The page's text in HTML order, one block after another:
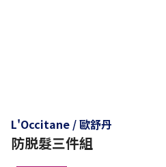
L'Occitane / 歐舒丹
防脱髮三件組